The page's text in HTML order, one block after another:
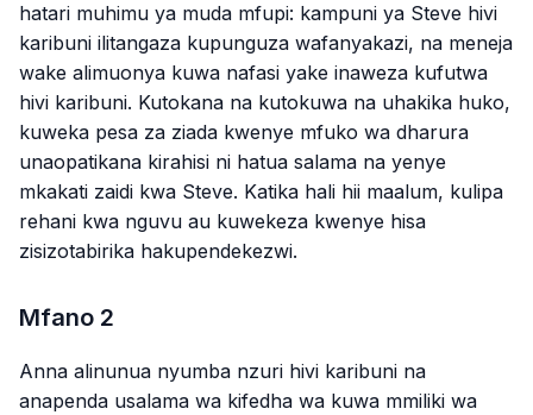
hatari muhimu ya muda mfupi: kampuni ya Steve hivi
karibuni ilitangaza kupunguza wafanyakazi, na meneja
wake alimuonya kuwa nafasi yake inaweza kufutwa
hivi karibuni. Kutokana na kutokuwa na uhakika huko,
kuweka pesa za ziada kwenye mfuko wa dharura
unaopatikana kirahisi ni hatua salama na yenye
mkakati zaidi kwa Steve. Katika hali hii maalum, kulipa
rehani kwa nguvu au kuwekeza kwenye hisa
zisizotabirika hakupendekezwi.
Mfano 2
Anna alinunua nyumba nzuri hivi karibuni na
anapenda usalama wa kifedha wa kuwa mmiliki wa